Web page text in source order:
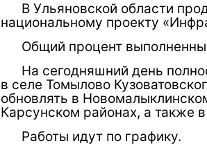
В Ульяновской области
национальному проекту
Общий процент
На сегодняшний день
в селе Томылово
обновлять в
Карсунском районах, а также
Работы идут по графику.